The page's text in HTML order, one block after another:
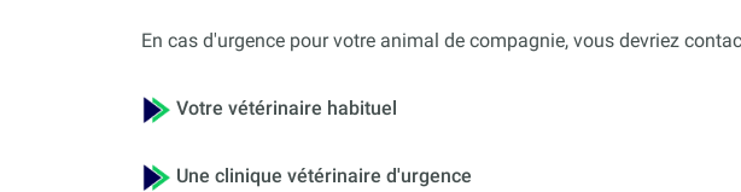
En cas d'urgence pour votre animal de compagnie, vous devriez
Votre vétérinaire habituel
Une clinique vétérinaire d'urgence